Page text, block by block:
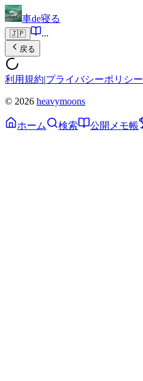
車de寝る
🇯🇵 ...
戻る
利用規約|プライバシーポリシー
© 2026 heavymoons
ホーム 検索 公開メモ帳